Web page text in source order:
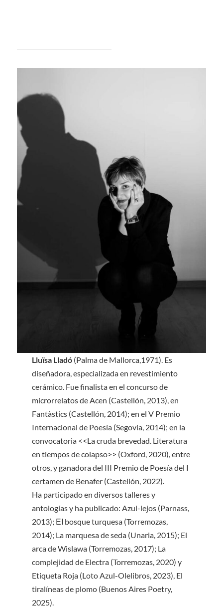
Lluïsa Lladó (Palma de Mallorca,1971). Es
diseñadora, especializada en revestimiento
cerámico. Fue finalista en el concurso de
microrrelatos de Acen (Castellón, 2013), en
Fantàstics (Castellón, 2014); en el V Premio
Internacional de Poesía (Segovia, 2014); en la
convocatoria <<La cruda brevedad. Literatura
en tiempos de colapso>> (Oxford, 2020), entre
otros, y ganadora del III Premio de Poesía del I
certamen de Benafer (Castellón, 2022).
Ha participado en diversos talleres y
antologías y ha publicado: Azul-lejos (Parnass,
2013); ΕΙ bosque turquesa (Torremozas,
2014); La marquesa de seda (Unaria, 2015); El
arca de Wislawa (Torremozas, 2017); La
complejidad de Electra (Torremozas, 2020) y
Etiqueta Roja (Loto Azul-Olelibros, 2023), El
tiralíneas de plomo (Buenos Aires Poetry,
2025).